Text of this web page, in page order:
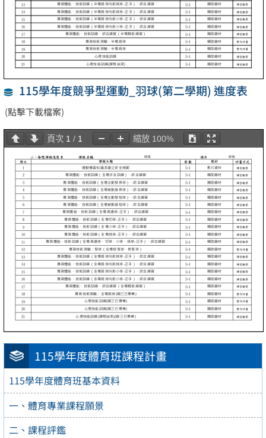
115學年度體育班課程計畫
115學年度體育班基本資料
一、體育專業課程願景
二、課程評鑑
115學年度競爭型運動_羽球(第二學期) 進度表
(點擊下載檔案)
頁次 1 / 1 縮放 100%